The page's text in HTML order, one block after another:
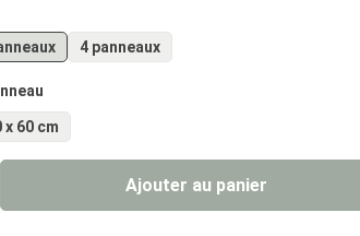
4 panneaux
x 60 cm
produit : Entrez la quantité
Ajouter au panier